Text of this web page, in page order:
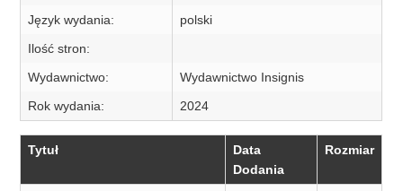
Język wydania:
polski
Ilość stron:
Wydawnictwo:
Wydawnictwo Insignis
Rok wydania:
2024
Tytuł
Data
Dodania
Rozmiar